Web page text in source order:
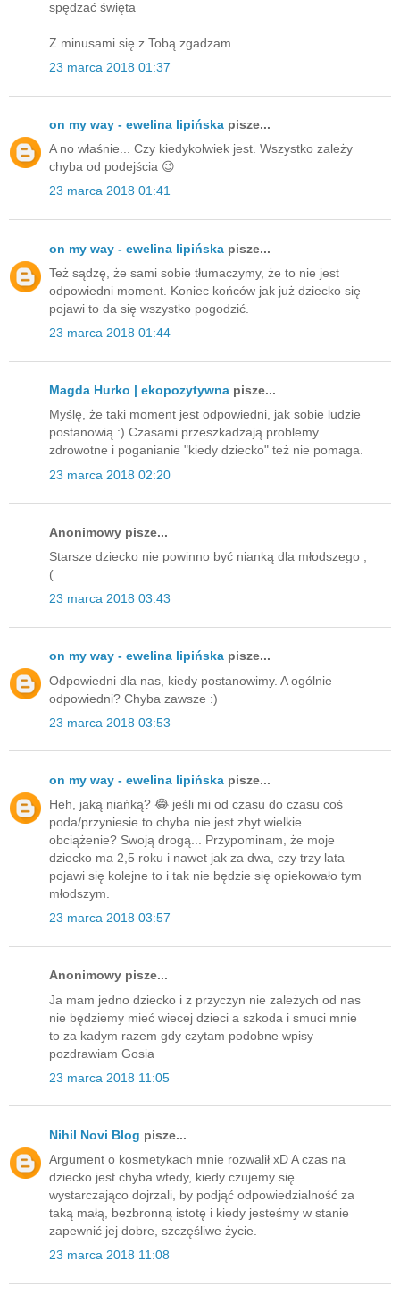
spędzać święta
Z minusami się z Tobą zgadzam.
23 marca 2018 01:37
on my way - ewelina lipińska pisze...
A no właśnie... Czy kiedykolwiek jest. Wszystko zależy
chyba od podejścia 😉
23 marca 2018 01:41
on my way - ewelina lipińska pisze...
Też sądzę, że sami sobie tłumaczymy, że to nie jest
odpowiedni moment. Koniec końców jak już dziecko się
pojawi to da się wszystko pogodzić.
23 marca 2018 01:44
Magda Hurko | ekopozytywna pisze...
Myślę, że taki moment jest odpowiedni, jak sobie ludzie
postanowią :) Czasami przeszkadzają problemy
zdrowotne i poganianie "kiedy dziecko" też nie pomaga.
23 marca 2018 02:20
Anonimowy pisze...
Starsze dziecko nie powinno być nianką dla młodszego ;
(
23 marca 2018 03:43
on my way - ewelina lipińska pisze...
Odpowiedni dla nas, kiedy postanowimy. A ogólnie
odpowiedni? Chyba zawsze :)
23 marca 2018 03:53
on my way - ewelina lipińska pisze...
Heh, jaką niańką? 😂 jeśli mi od czasu do czasu coś
poda/przyniesie to chyba nie jest zbyt wielkie
obciążenie? Swoją drogą... Przypominam, że moje
dziecko ma 2,5 roku i nawet jak za dwa, czy trzy lata
pojawi się kolejne to i tak nie będzie się opiekowało tym
młodszym.
23 marca 2018 03:57
Anonimowy pisze...
Ja mam jedno dziecko i z przyczyn nie zależych od nas
nie będziemy mieć wiecej dzieci a szkoda i smuci mnie
to za kadym razem gdy czytam podobne wpisy
pozdrawiam Gosia
23 marca 2018 11:05
Nihil Novi Blog pisze...
Argument o kosmetykach mnie rozwalił xD A czas na
dziecko jest chyba wtedy, kiedy czujemy się
wystarczająco dojrzali, by podjąć odpowiedzialność za
taką małą, bezbronną istotę i kiedy jesteśmy w stanie
zapewnić jej dobre, szczęśliwe życie.
23 marca 2018 11:08